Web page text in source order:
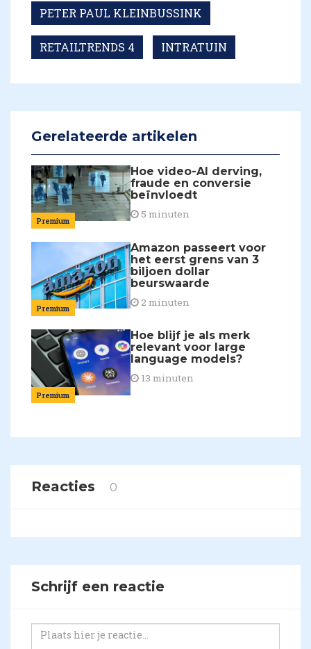
PETER PAUL KLEINBUSSINK
RETAILTRENDS 4 INTRATUIN
Gerelateerde artikelen
Premium
Hoe video-AI derving,
fraude en conversie
beïnvloedt
5 minuten
Premium
Amazon passeert voor
het eerst grens van 3
biljoen dollar
beurswaarde
2 minuten
Premium
Hoe blijf je als merk
relevant voor large
language models?
13 minuten
Reacties 0
Schrijf een reactie